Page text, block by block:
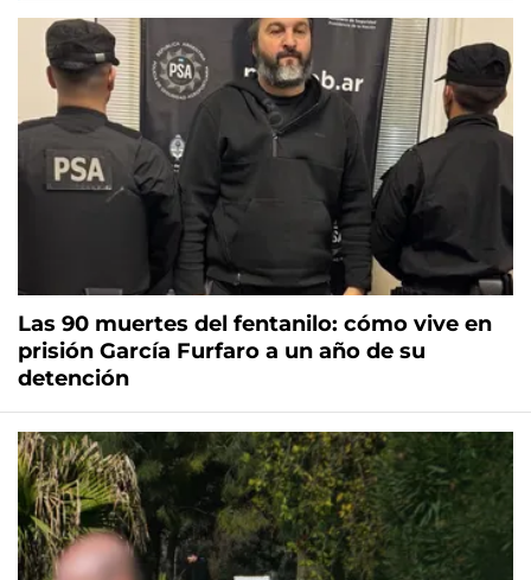
Las 90 muertes del fentanilo: cómo vive en
prisión García Furfaro a un año de su
detención